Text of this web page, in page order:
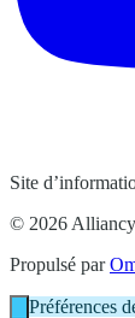
Site
© 2026 Alliancy
Propulsé par
Préférences